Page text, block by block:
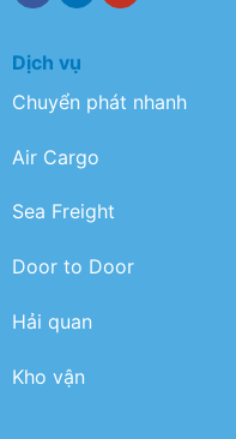
Dịch vụ
Chuyển phát nhanh
Air Cargo
Sea Freight
Door to Door
Hải quan
Kho vận